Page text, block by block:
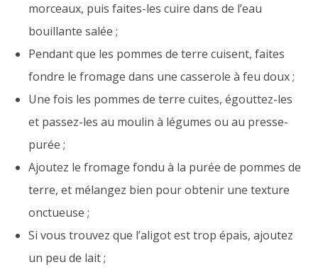
morceaux, puis faites-les cuire dans de l’eau
bouillante salée ;
Pendant que les pommes de terre cuisent, faites
fondre le fromage dans une casserole à feu doux ;
Une fois les pommes de terre cuites, égouttez-les
et passez-les au moulin à légumes ou au presse-
purée ;
Ajoutez le fromage fondu à la purée de pommes de
terre, et mélangez bien pour obtenir une texture
onctueuse ;
Si vous trouvez que l’aligot est trop épais, ajoutez
un peu de lait ;